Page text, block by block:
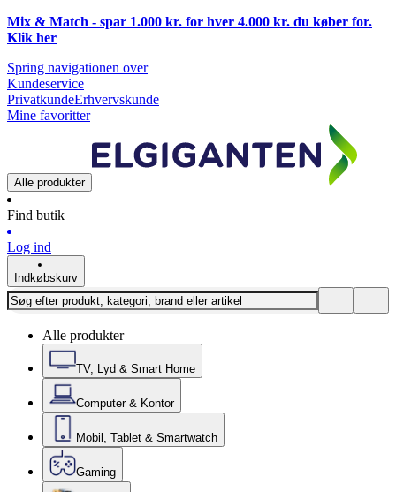
Mix & Match - spar 1.000 kr. for hver 4.000 kr. du køber for.
Klik her
Spring navigationen over
Kundeservice
PrivatkundeErhvervskunde
Mine favoritter
Alle produkter
Find butik
Log ind
Indkøbskurv
Alle produkter
TV, Lyd & Smart Home
Computer & Kontor
Mobil, Tablet & Smartwatch
Gaming